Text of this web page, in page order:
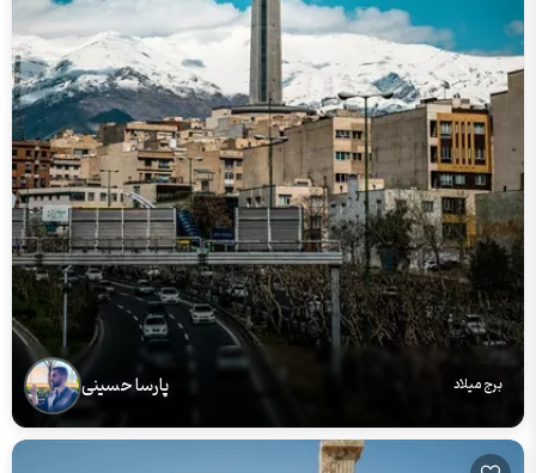
برج میلاد پارسا حسینی